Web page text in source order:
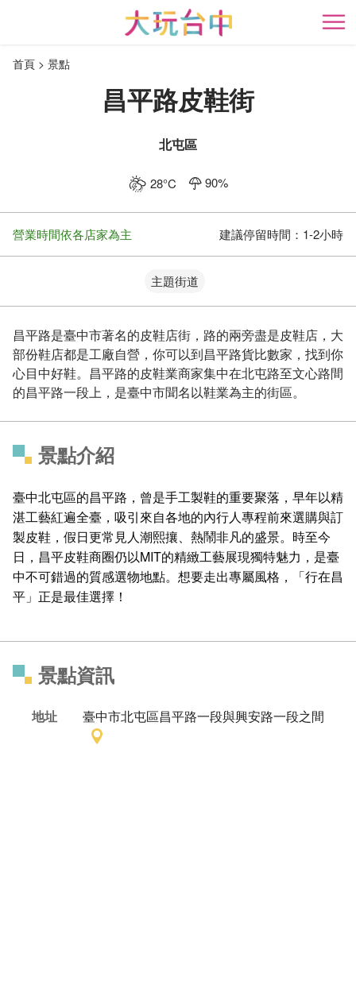
開
首頁 景點
昌平路皮鞋街
北屯區
28°C 90%
營業時間依各店家為主 建議停留時間： 1-2小時
主題街道
昌平路是臺中市著名的皮鞋店街，路的兩旁盡是皮鞋店，大
部份鞋店都是工廠自營，你可以到昌平路貨比數家，找到你
心目中好鞋。昌平路的皮鞋業商家集中在北屯路至文心路間
的昌平路一段上，是臺中市聞名以鞋業為主的街區。
景點介紹
臺中北屯區的昌平路，曾是手工製鞋的重要聚落，早年以精
湛工藝紅遍全臺，吸引來自各地的內行人專程前來選購與訂
製皮鞋，假日更常見人潮熙攘、熱鬧非凡的盛景。時至今
日，昌平皮鞋商圈仍以MIT的精緻工藝展現獨特魅力，是臺
中不可錯過的質感選物地點。想要走出專屬風格，「行在昌
平」正是最佳選擇！
景點資訊
地址 臺中市北屯區昌平路一段與興安路一段之間